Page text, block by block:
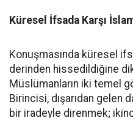
Küresel İfsada Karşı
Konuşmasında küresel
derinden hissedildiğine
Müslümanların iki temel
Birincisi, dışarıdan gelen
bir iradeyle direnmek;